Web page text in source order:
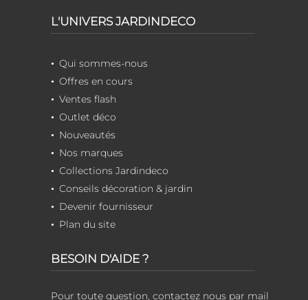
L'UNIVERS JARDINDECO
Qui sommes-nous
Offres en cours
Ventes flash
Outlet déco
Nouveautés
Nos marques
Collections Jardindeco
Conseils décoration & jardin
Devenir fournisseur
Plan du site
BESOIN D'AIDE ?
Pour toute question, contactez nous par mail